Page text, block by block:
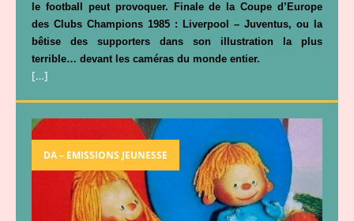
le football peut provoquer. Finale de la Coupe d’Europe
des Clubs Champions 1985 : Liverpool – Juventus, ou la
bêtise des supporters dans son illustration la plus
terrible… devant les caméras du monde entier.
[…]
DA – EMISSIONS JEUNESSE